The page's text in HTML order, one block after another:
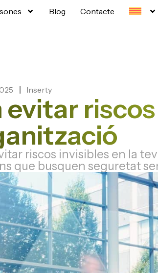
Blog Contacte
Inserty
riscos invisibles en la
que busquen seguretat